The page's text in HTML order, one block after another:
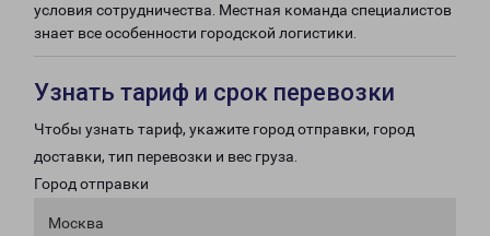
условия сотрудничества. Местная команда специалистов
знает все особенности городской логистики.
Узнать тариф и срок перевозки
Чтобы узнать тариф, укажите город отправки, город
доставки, тип перевозки и вес груза.
Город отправки
Москва